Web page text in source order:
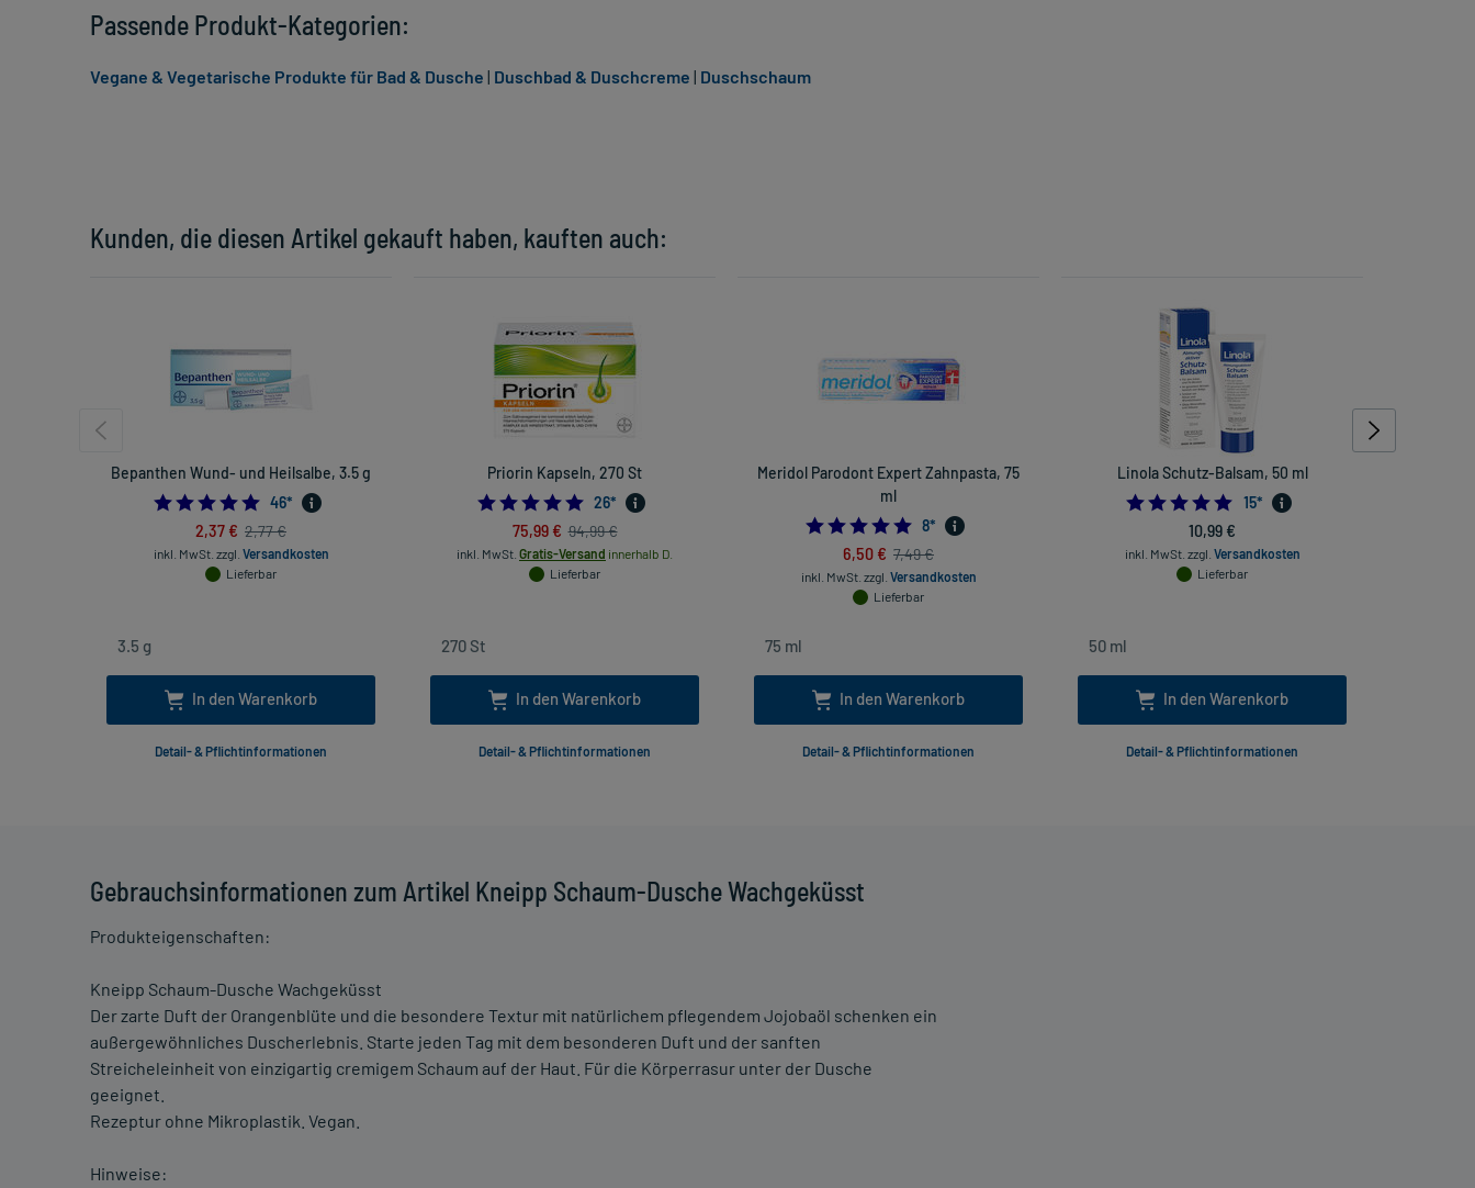
Gebrauchsinformationen zum Artikel Kneipp Schaum-Dusche Wachgeküsst
Produkteigenschaften:
Kneipp Schaum-Dusche Wachgeküsst
Der zarte Duft der Orangenblüte und die besondere Textur mit natürlichem pflegendem Jojobaöl schenken ein
außergewöhnliches Duscherlebnis. Starte jeden Tag mit dem besonderen Duft und der sanften
Streicheleinheit von einzigartig cremigem Schaum auf der Haut. Für die Körperrasur unter der Dusche
geeignet.
Rezeptur ohne Mikroplastik. Vegan.
Hinweise:
Kunden, die diesen Artikel gekauft haben, kauften auch:
Bepanthen Wund- und Heilsalbe, 3.5 g
5.0
46*
2,37 € 2,77 €
inkl. MwSt. zzgl. Versandkosten
Lieferbar
In den Warenkorb
Detail- & Pflichtinformationen
Priorin Kapseln, 270 St
4.961538461538462
26*
75,99 € 94,99 €
inkl. MwSt. Gratis-Versand innerhalb D.
Lieferbar
In den Warenkorb
Detail- & Pflichtinformationen
Meridol Parodont Expert Zahnpasta, 75
ml
4.875
8*
6,50 € 7,49 €
inkl. MwSt. zzgl. Versandkosten
Lieferbar
In den Warenkorb
Detail- & Pflichtinformationen
Linola Schutz-Balsam, 50 ml
5.0
15*
10,99 €
inkl. MwSt. zzgl. Versandkosten
Lieferbar
In den Warenkorb
Detail- & Pflichtinformationen
Passende Produkt-Kategorien:
Vegane & Vegetarische Produkte für Bad & Dusche | Duschbad & Duschcreme | Duschschaum